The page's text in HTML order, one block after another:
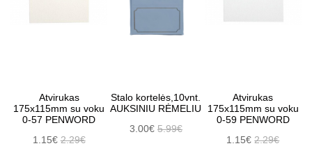
Atvirukas
175x115mm su voku
0-57 PENWORD
1.15€2.29€
Stalo kortelės,10vnt.
AUKSINIU RĖMELIU
3.00€ 5.99€
Atvirukas
175x115mm su voku
0-59 PENWORD
1.15€2.29€